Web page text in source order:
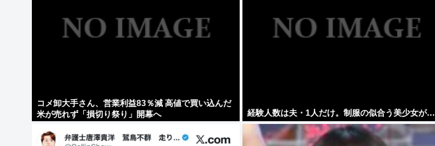
コメ卸大手さん、営業利益83％減 高値で買い込んだ
米が売れず「損切り祭り」開幕へ
経験人数は夫・1人だけ。制服の似合う美少女が…